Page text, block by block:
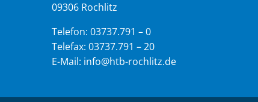
09306 Rochlitz
Telefon: 03737.791 – 0
Telefax: 03737.791 – 20
E-Mail: info@htb-rochlitz.de